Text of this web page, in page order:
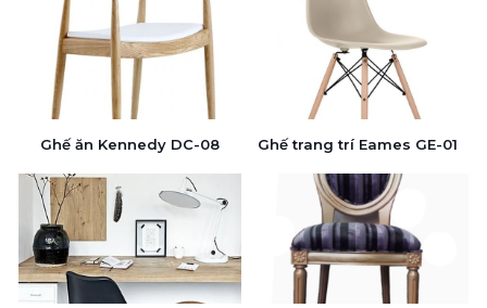
Ghế ăn Kennedy DC-08 Ghế trang trí Eames GE-01